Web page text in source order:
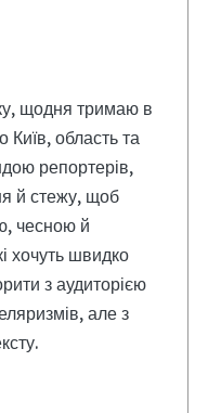
щодня тримаю в
Київ, область та
репортерів,
й стежу, щоб
чесною й
хочуть швидко
з аудиторією
але з